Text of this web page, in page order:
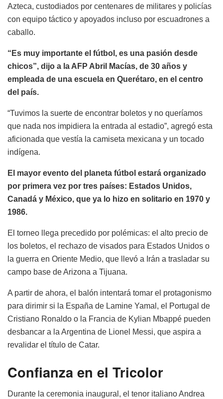
Azteca, custodiados por centenares de militares y policías
con equipo táctico y apoyados incluso por escuadrones a
caballo.
“Es muy importante el fútbol, es una pasión desde
chicos”, dijo a la AFP Abril Macías, de 30 años y
empleada de una escuela en Querétaro, en el centro
del país.
“Tuvimos la suerte de encontrar boletos y no queríamos
que nada nos impidiera la entrada al estadio”, agregó esta
aficionada que vestía la camiseta mexicana y un tocado
indígena.
El mayor evento del planeta fútbol estará organizado
por primera vez por tres países: Estados Unidos,
Canadá y México, que ya lo hizo en solitario en 1970 y
1986.
El torneo llega precedido por polémicas: el alto precio de
los boletos, el rechazo de visados para Estados Unidos o
la guerra en Oriente Medio, que llevó a Irán a trasladar su
campo base de Arizona a Tijuana.
A partir de ahora, el balón intentará tomar el protagonismo
para dirimir si la España de Lamine Yamal, el Portugal de
Cristiano Ronaldo o la Francia de Kylian Mbappé pueden
desbancar a la Argentina de Lionel Messi, que aspira a
revalidar el título de Catar.
Confianza en el Tricolor
Durante la ceremonia inaugural, el tenor italiano Andrea